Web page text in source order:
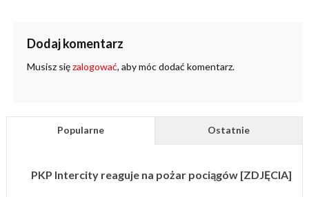
Dodaj komentarz
Musisz sięzalogować, aby móc dodać komentarz.
Popularne Ostatnie
PKP Intercity reaguje na pożar pociągów [ZDJĘCIA]